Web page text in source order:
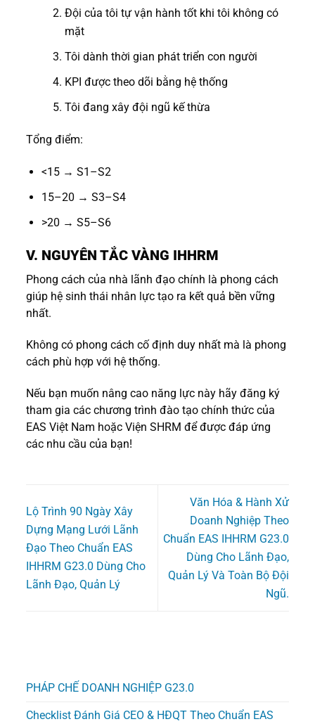
PHÁP CHẾ DOANH NGHIỆP G23.0
Checklist Đánh Giá CEO & HĐQT Theo Chuẩn EAS
Đội của tôi tự vận hành tốt khi tôi không có
mặt
Tôi dành thời gian phát triển con người
KPI được theo dõi bằng hệ thống
Tôi đang xây đội ngũ kế thừa
Tổng điểm:
<15 → S1–S2
15–20 → S3–S4
>20 → S5–S6
V. NGUYÊN TẮC VÀNG IHHRM
Phong cách của nhà lãnh đạo chính là phong cách
giúp hệ sinh thái nhân lực tạo ra kết quả bền vững
nhất.
Không có phong cách cố định duy nhất mà là phong
cách phù hợp với hệ thống.
Nếu bạn muốn nâng cao năng lực này hãy đăng ký
tham gia các chương trình đào tạo chính thức của
EAS Việt Nam hoặc Viện SHRM để được đáp ứng
các nhu cầu của bạn!
Lộ Trình 90 Ngày Xây
Dựng Mạng Lưới Lãnh
Đạo Theo Chuẩn EAS
IHHRM G23.0 Dùng Cho
Lãnh Đạo, Quản Lý
Văn Hóa & Hành Xử
Doanh Nghiệp Theo
Chuẩn EAS IHHRM G23.0
Dùng Cho Lãnh Đạo,
Quản Lý Và Toàn Bộ Đội
Ngũ.